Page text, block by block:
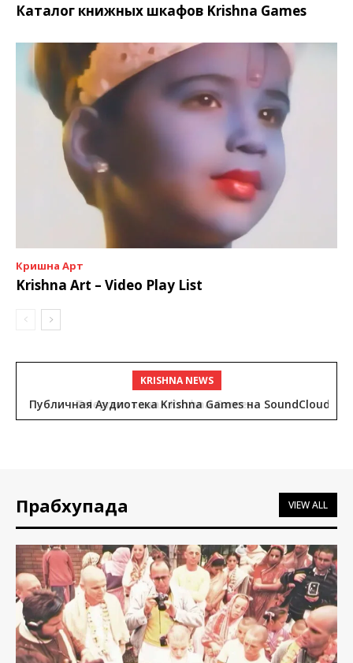
Каталог книжных шкафов Krishna Games
Кришна Арт
Krishna Art – Video Play List
KRISHNA NEWS
Публичная Аудиотека Krishna Games на SoundCloud
Прабхупада VIEW ALL